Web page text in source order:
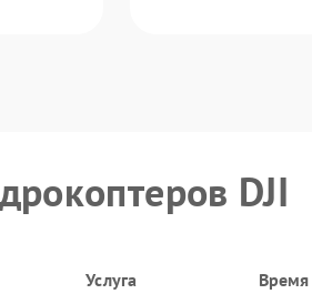
DJI
Услуга